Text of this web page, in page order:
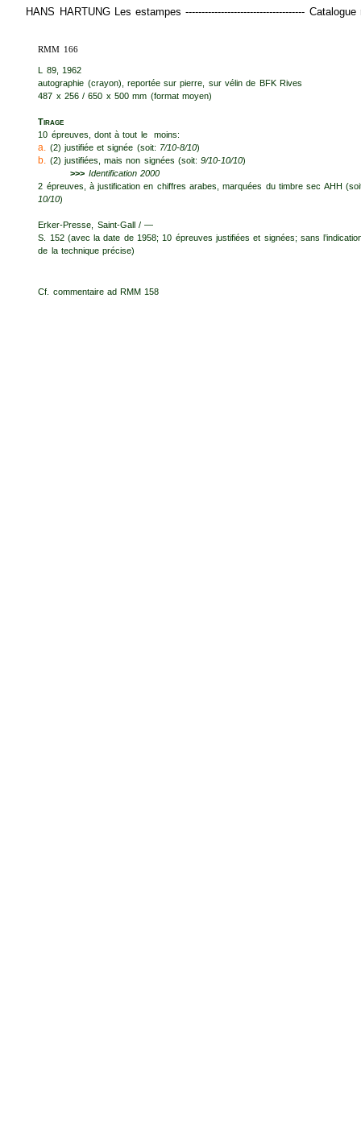
HANS HARTUNG Les estampes -------------------------------------
RMM 166
L 89, 1962
autographie (crayon), reportée sur pierre, sur vélin de BFK Rives
487 x 256 / 650 x 500 mm (format moyen)
Tirage
10 épreuves, dont à tout le moins:
a. (2) justifiée et signée (soit: 7/10-8/10)
b. (2) justifiées, mais non signées (soit:9/10-10/10)
>>> Identification 2000
2 épreuves, à justification en chiffres arabes, marquées du timbre sec AHH
10/10)
Erker-Presse, Saint-Gall / —
S. 152 (avec la date de 1958; 10 épreuves justifiées et signées; sans
de la technique précise)
Cf. commentaire ad RMM 158